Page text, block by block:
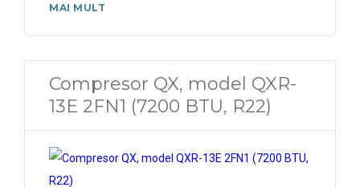
MAI MULT
Compresor QX, model QXR-
13E 2FN1 (7200 BTU, R22)